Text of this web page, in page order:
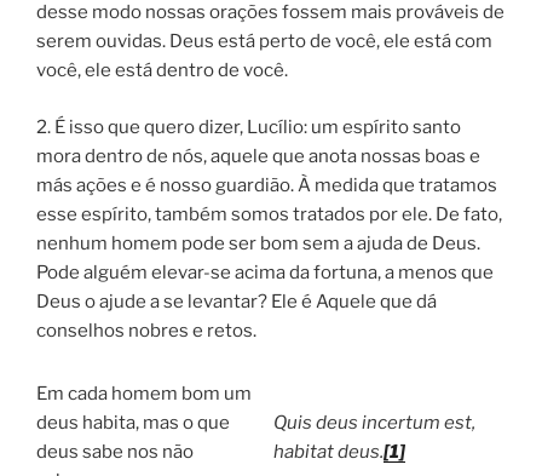
desse modo nossas orações fossem mais prováveis de
serem ouvidas. Deus está perto de você, ele está com
você, ele está dentro de você.
2. É isso que quero dizer, Lucílio: um espírito santo
mora dentro de nós, aquele que anota nossas boas e
más ações e é nosso guardião. À medida que tratamos
esse espírito, também somos tratados por ele. De fato,
nenhum homem pode ser bom sem a ajuda de Deus.
Pode alguém elevar-se acima da fortuna, a menos que
Deus o ajude a se levantar? Ele é Aquele que dá
conselhos nobres e retos.
Em cada homem bom um
deus habita, mas o que
deus sabe nos não
Quis deus incertum est,
habitat deus.[1]